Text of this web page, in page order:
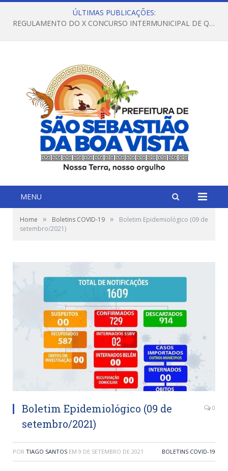
ÚLTIMAS PUBLICAÇÕES:
REGULAMENTO DO X CONCURSO INTERMUNICIPAL DE QUADRILHAS JUNINAS – 2026 – ARRAIÁ DA VENEZA
MENU
Home » Boletins COVID-19 »
Boletim Epidemiológico (09 de
setembro/2021)
Boletim Epidemiológico (09 de
setembro/2021)
0
POR TIAGO SANTOS EM 9 DE SETEMBRO DE 2021 BOLETINS COVID-19